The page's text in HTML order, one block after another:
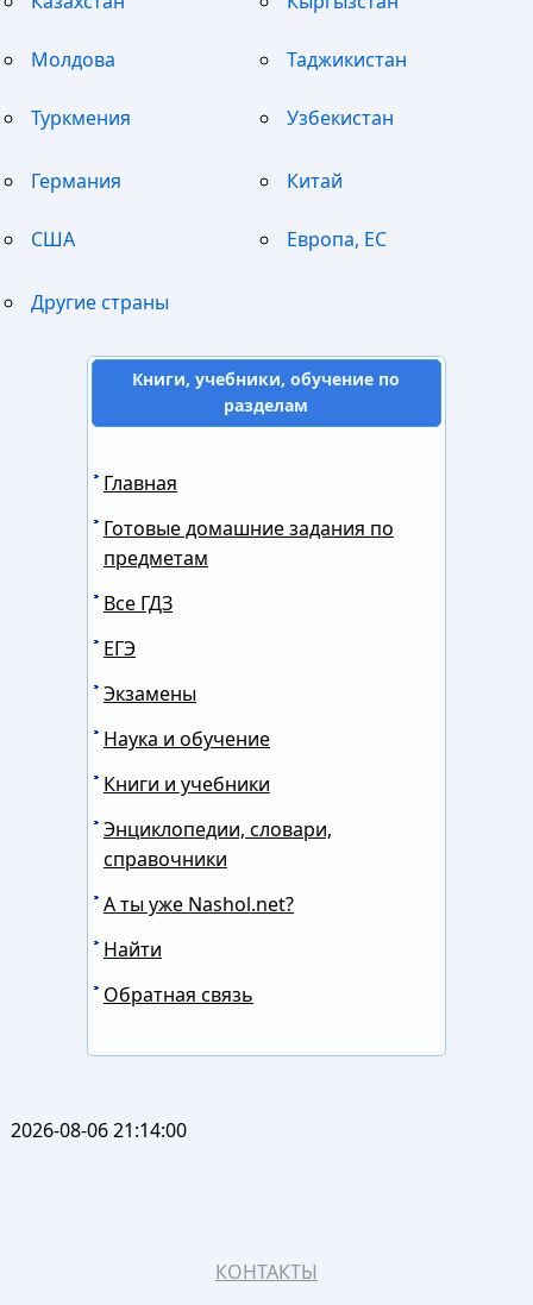
Молдова Таджикистан
Туркмения Узбекистан
Германия Китай
США Европа, ЕС
Другие страны
Книги, учебники, обучение по
разделам
Главная
Готовые домашние задания по
предметам
Все ГДЗ
ЕГЭ
Экзамены
Наука и обучение
Книги и учебники
Энциклопедии, словари,
справочники
А ты уже Nashol.net?
Найти
Обратная связь
2026-08-06 21:14:00
КОНТАКТЫ